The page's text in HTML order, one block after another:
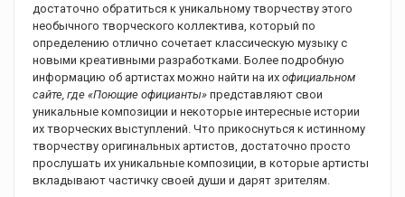
достаточно обратиться к уникальному творчеству этого
необычного творческого коллектива, который по
определению отлично сочетает классическую музыку с
новыми креативными разработками. Более подробную
информацию об артистах можно найти на их официальном
сайте, где «Поющие официанты» представляют свои
уникальные композиции и некоторые интересные истории
их творческих выступлений. Что прикоснуться к истинному
творчеству оригинальных артистов, достаточно просто
прослушать их уникальные композиции, в которые артисты
вкладывают частичку своей души и дарят зрителям.